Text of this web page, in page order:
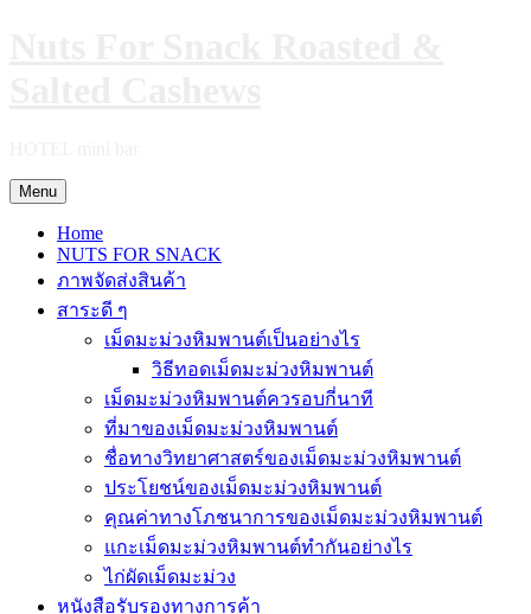
Menu
Home
NUTS FOR SNACK
ภาพจัดส่งสินค้า
สาระดี ๆ
เม็ดมะม่วงหิมพานต์เป็นอย่างไร
วิธีทอดเม็ดมะม่วงหิมพานต์
เม็ดมะม่วงหิมพานต์ควรอบกี่นาที
ที่มาของเม็ดมะม่วงหิมพานต์
ชื่อทางวิทยาศาสตร์ของเม็ดมะม่วงหิมพานต์
ประโยชน์ของเม็ดมะม่วงหิมพานต์
คุณค่าทางโภชนาการของเม็ดมะม่วงหิมพานต์
แกะเม็ดมะม่วงหิมพานต์ทำกันอย่างไร
ไก่ผัดเม็ดมะม่วง
หนังสือรับรองทางการค้า